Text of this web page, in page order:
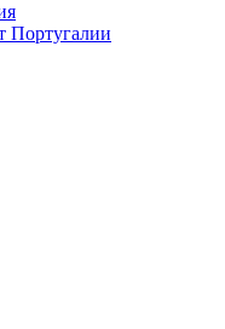
Португалии